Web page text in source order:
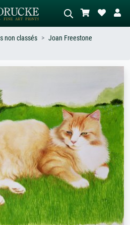
tableau sombre, nu debout près d'un
arbre.
non classés
Joan Freestone